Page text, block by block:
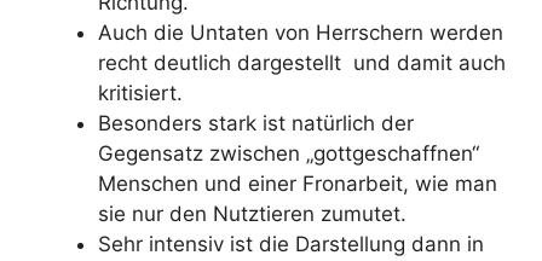
Auch die Untaten von Herrschern werden
recht deutlich dargestellt und damit auch
kritisiert.
Besonders stark ist natürlich der
Gegensatz zwischen „gottgeschaffnen“
Menschen und einer Fronarbeit, wie man
sie nur den Nutztieren zumutet.
Sehr intensiv ist die Darstellung dann in